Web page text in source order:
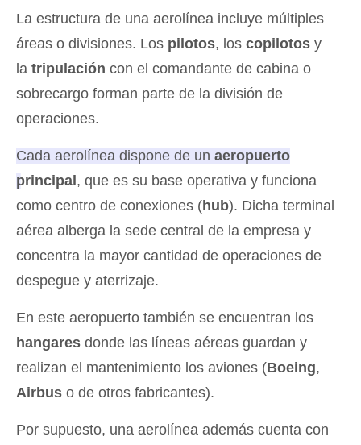
La estructura de una aerolínea incluye múltiples
áreas o divisiones. Los pilotos, los copilotos y
la tripulación con el comandante de cabina o
sobrecargo forman parte de la división de
operaciones.
Cada aerolínea dispone de un aeropuerto
principal, que es su base operativa y funciona
como centro de conexiones (hub). Dicha terminal
aérea alberga la sede central de la empresa y
concentra la mayor cantidad de operaciones de
despegue y aterrizaje.
En este aeropuerto también se encuentran los
hangares donde las líneas aéreas guardan y
realizan el mantenimiento los aviones (Boeing,
Airbus o de otros fabricantes).
Por supuesto, una aerolínea además cuenta con